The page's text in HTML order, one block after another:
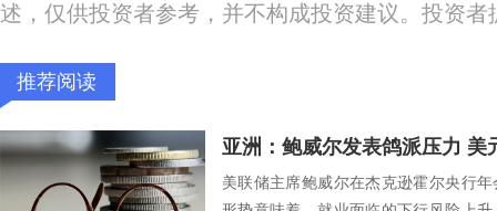
述，仅供投资者参考，并不构成投资建议。投资
推荐阅读
亚洲：鲍威尔发表鸽派压力 美
美联储主席鲍威尔在杰克逊霍尔央行